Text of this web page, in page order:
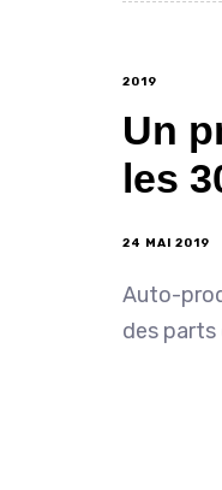
2019
Un
les
24 MAI 2019
Auto-
des parts